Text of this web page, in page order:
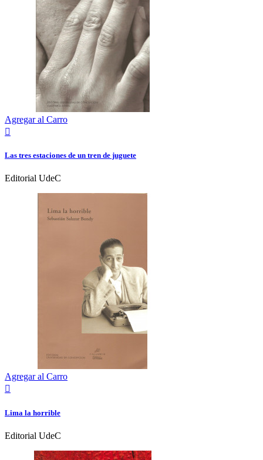
Agregar al Carro

Las tres estaciones de un tren de juguete
Editorial UdeC
Agregar al Carro

Lima la horrible
Editorial UdeC